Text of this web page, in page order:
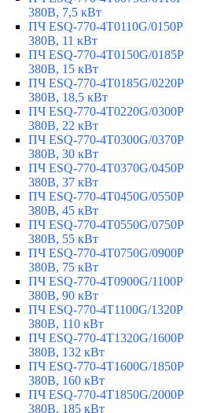
380В, 7,5 кВт
ПЧ ESQ-770-4T0110G/0150P
380В, 11 кВт
ПЧ ESQ-770-4T0150G/0185P
380В, 15 кВт
ПЧ ESQ-770-4T0185G/0220P
380В, 18,5 кВт
ПЧ ESQ-770-4T0220G/0300P
380В, 22 кВт
ПЧ ESQ-770-4T0300G/0370P
380В, 30 кВт
ПЧ ESQ-770-4T0370G/0450P
380В, 37 кВт
ПЧ ESQ-770-4T0450G/0550P
380В, 45 кВт
ПЧ ESQ-770-4T0550G/0750P
380В, 55 кВт
ПЧ ESQ-770-4T0750G/0900P
380В, 75 кВт
ПЧ ESQ-770-4T0900G/1100P
380В, 90 кВт
ПЧ ESQ-770-4T1100G/1320P
380В, 110 кВт
ПЧ ESQ-770-4T1320G/1600P
380В, 132 кВт
ПЧ ESQ-770-4T1600G/1850P
380В, 160 кВт
ПЧ ESQ-770-4T1850G/2000P
380В, 185 кВт